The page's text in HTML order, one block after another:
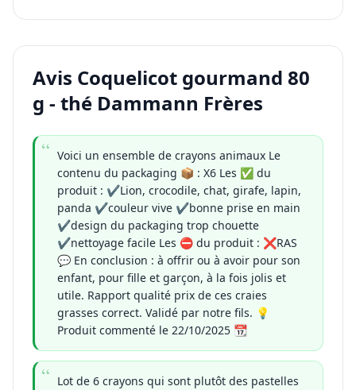
Avis Coquelicot gourmand 80
g - thé Dammann Frères
Voici un ensemble de crayons animaux Le
contenu du packaging 📦 : X6 Les ✅ du
produit : ✔️Lion, crocodile, chat, girafe, lapin,
panda ✔️couleur vive ✔️bonne prise en main
✔️design du packaging trop chouette
✔️nettoyage facile Les ⛔ du produit : ❌RAS
💬 En conclusion : à offrir ou à avoir pour son
enfant, pour fille et garçon, à la fois jolis et
utile. Rapport qualité prix de ces craies
grasses correct. Validé par notre fils. 💡
Produit commenté le 22/10/2025 📆
Lot de 6 crayons qui sont plutôt des pastelles